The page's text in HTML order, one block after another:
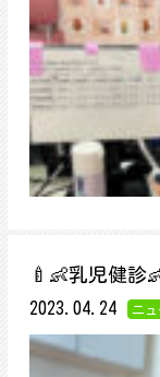
🍼👶乳児健診
2023.04.24 ニュ